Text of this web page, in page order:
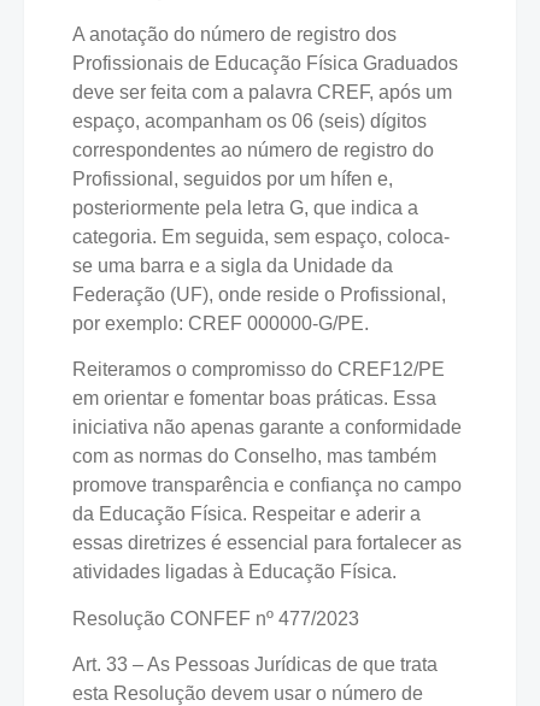
A anotação do número de registro dos
Profissionais de Educação Física Graduados
deve ser feita com a palavra CREF, após um
espaço, acompanham os 06 (seis) dígitos
correspondentes ao número de registro do
Profissional, seguidos por um hífen e,
posteriormente pela letra G, que indica a
categoria. Em seguida, sem espaço, coloca-
se uma barra e a sigla da Unidade da
Federação (UF), onde reside o Profissional,
por exemplo: CREF 000000-G/PE.
Reiteramos o compromisso do CREF12/PE
em orientar e fomentar boas práticas. Essa
iniciativa não apenas garante a conformidade
com as normas do Conselho, mas também
promove transparência e confiança no campo
da Educação Física. Respeitar e aderir a
essas diretrizes é essencial para fortalecer as
atividades ligadas à Educação Física.
Resolução CONFEF nº 477/2023
Art. 33 – As Pessoas Jurídicas de que trata
esta Resolução devem usar o número de